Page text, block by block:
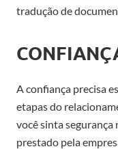
tradução de
A confiança precisa
etapas do
você sinta segurança
prestado pela